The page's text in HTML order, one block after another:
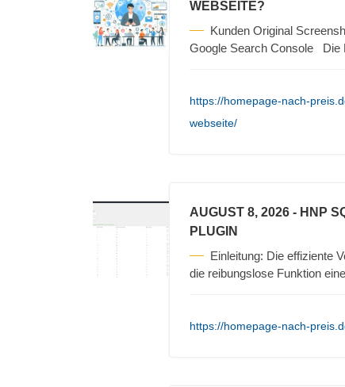
WEBSEITE?
Kunden Original
Google Search Console Die
https://homepage-nach-
webseite/
AUGUST 8, 2026 - HNP
PLUGIN
Einleitung: Die effiziente
die reibungslose Funktion
https://homepage-nach-